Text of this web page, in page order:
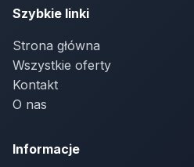
Szybkie linki
Strona główna
Wszystkie oferty
Kontakt
O nas
Informacje